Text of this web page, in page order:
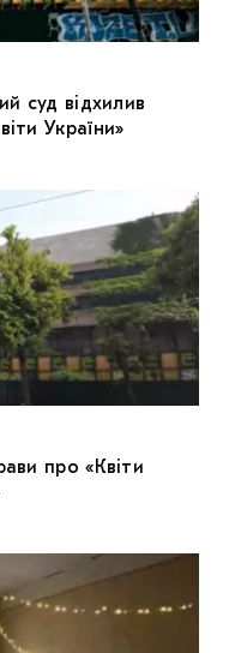
суд відхилив
України»
про «Квіти